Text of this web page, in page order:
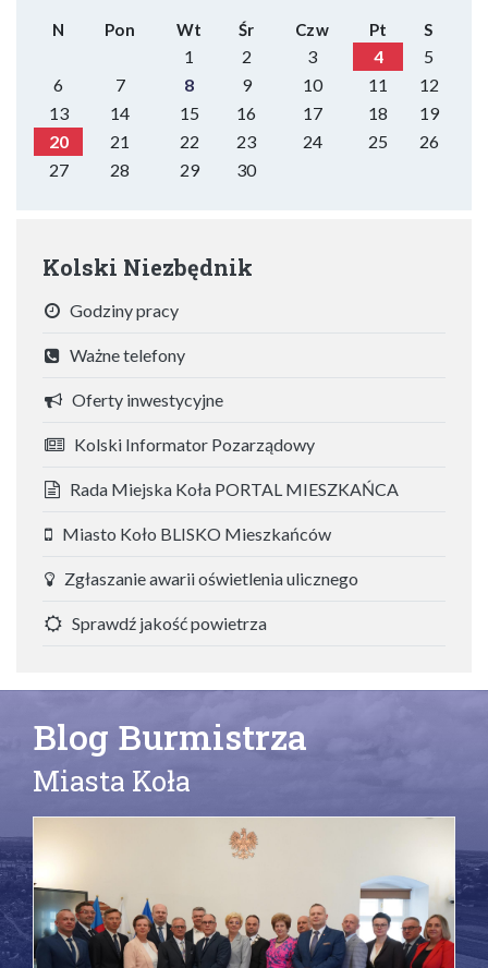
N Pon Wt Śr Czw Pt S
1 2 3 4
5
6
7 8 9 10 11
12
13
14 15 16 17 18
19
20
21 22 23 24 25
26
27
28 29 30
Kolski Niezbędnik
Godziny pracy
Ważne telefony
Oferty inwestycyjne
Kolski Informator Pozarządowy
Rada Miejska Koła PORTAL MIESZKAŃCA
Miasto Koło BLISKO Mieszkańców
Zgłaszanie awarii oświetlenia ulicznego
Sprawdź jakość powietrza
Blog Burmistrza
Miasta Koła